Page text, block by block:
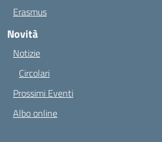
Erasmus
Novità
Notizie
Circolari
Prossimi Eventi
Albo online